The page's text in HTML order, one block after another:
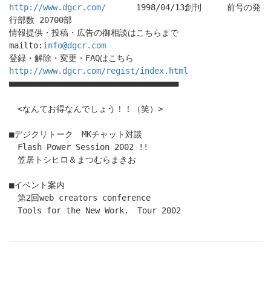
http://www.dgcr.com/ 1998/04/13創刊 前号の発
行部数 20700部
情報提供・投稿・広告の御相談はこちらまで
mailto: info@dgcr.com
登録・解除・変更・FAQはこちら
http://www.dgcr.com/regist/index.html
■■■■■■■■■■■■■■■■■■■■■■■■■■■■■■■■■■■
<なんてお得なんでしょう！！（笑）>
■デジクリトーク MKチャット対談
Flash Power Session 2002 !!
笠居トシヒロ＆まつむらまきお
■イベント案内
第2回web creators conference
Tools for the New Work. Tour 2002